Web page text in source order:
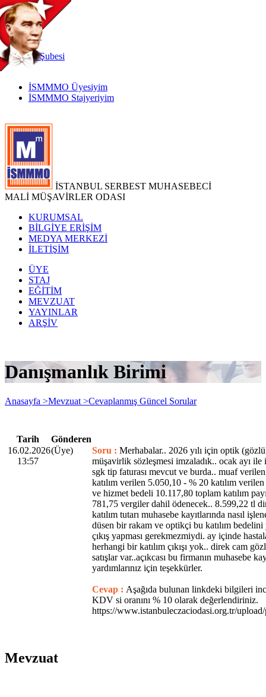
TR
|
EN
İnternetŞubesi
İSMMMO Üyesiyim
İSMMMO Stajyeriyim
İSTANBUL SERBEST MUHASEBECİ
MALİ MÜŞAVİRLER ODASI
KURUMSAL
BİLGİYE ERİŞİM
MEDYA MERKEZİ
İLETİŞİM
ÜYE
STAJ
EĞİTİM
MEVZUAT
YAYINLAR
ARŞİV
Danışmanlık Birimi
Anasayfa >Mevzuat >Cevaplanmış Güncel Sorular
Tarih
Gönderen
16.02.2026
13:57
(Üye) Soru : Merhabalar.. 2026 yılı için optik
müşavirlik sözleşmesi imzaladık.. ocak ayı ile
sgk tip faturası mevcut ve burda.. muaf
katılım verilen 5.050,10 - % 20 katılım
ve hizmet bedeli 10.117,80 toplam katılım
781,75 vergiler dahil ödenecek.. 8.599,22 tl
katılım tutarı muhasebe kayıtlarında nasıl
düsen bir rakam ve optikçi bu katılım
çıkış yapması gerekmezmiydi. ay içinde
herhangi bir katılım çıkışı yok.. direk cam
satışlar var..açıkcası bu firmanın muhasebe
yardımlarınız için teşekkürler.
Cevap : Aşağıda bulunan linkdeki bilgileri
KDV si oranını % 10 olarak değerlendiriniz.
https://www.istanbuleczaciodasi.org.tr/
Mevzuat